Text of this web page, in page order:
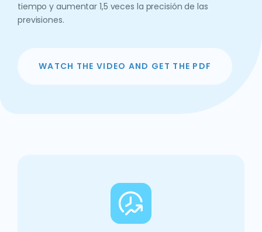
tiempo y aumentar 1,5 veces la precisión de las
previsiones.
WATCH THE VIDEO AND GET THE PDF